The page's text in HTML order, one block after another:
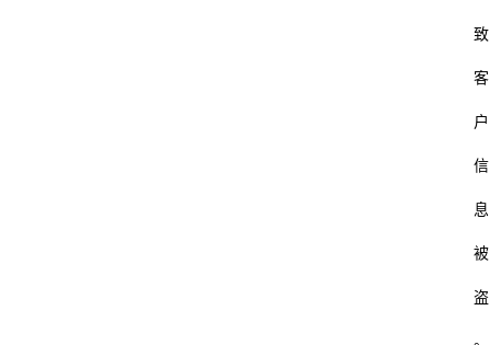
致
客
户
信
息
被
盗
。